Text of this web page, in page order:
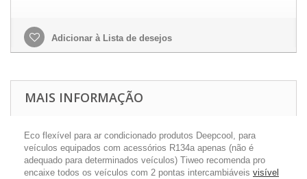
Adicionar à Lista de desejos
MAIS INFORMAÇÃO
Eco flexível para ar condicionado produtos Deepcool, para
veículos equipados com acessórios R134a apenas (não é
adequado para determinados veículos) Tiweo recomenda pro
encaixe todos os veículos com 2 pontas intercambiáveis visível